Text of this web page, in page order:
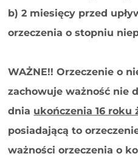
b) 2 miesięcy przed
orzeczenia o stopniu
WAŻNE!! Orzeczenie o
zachowuje ważność nie
dnia ukończenia 16 roku
posiadającą to
ważności orzeczenia o